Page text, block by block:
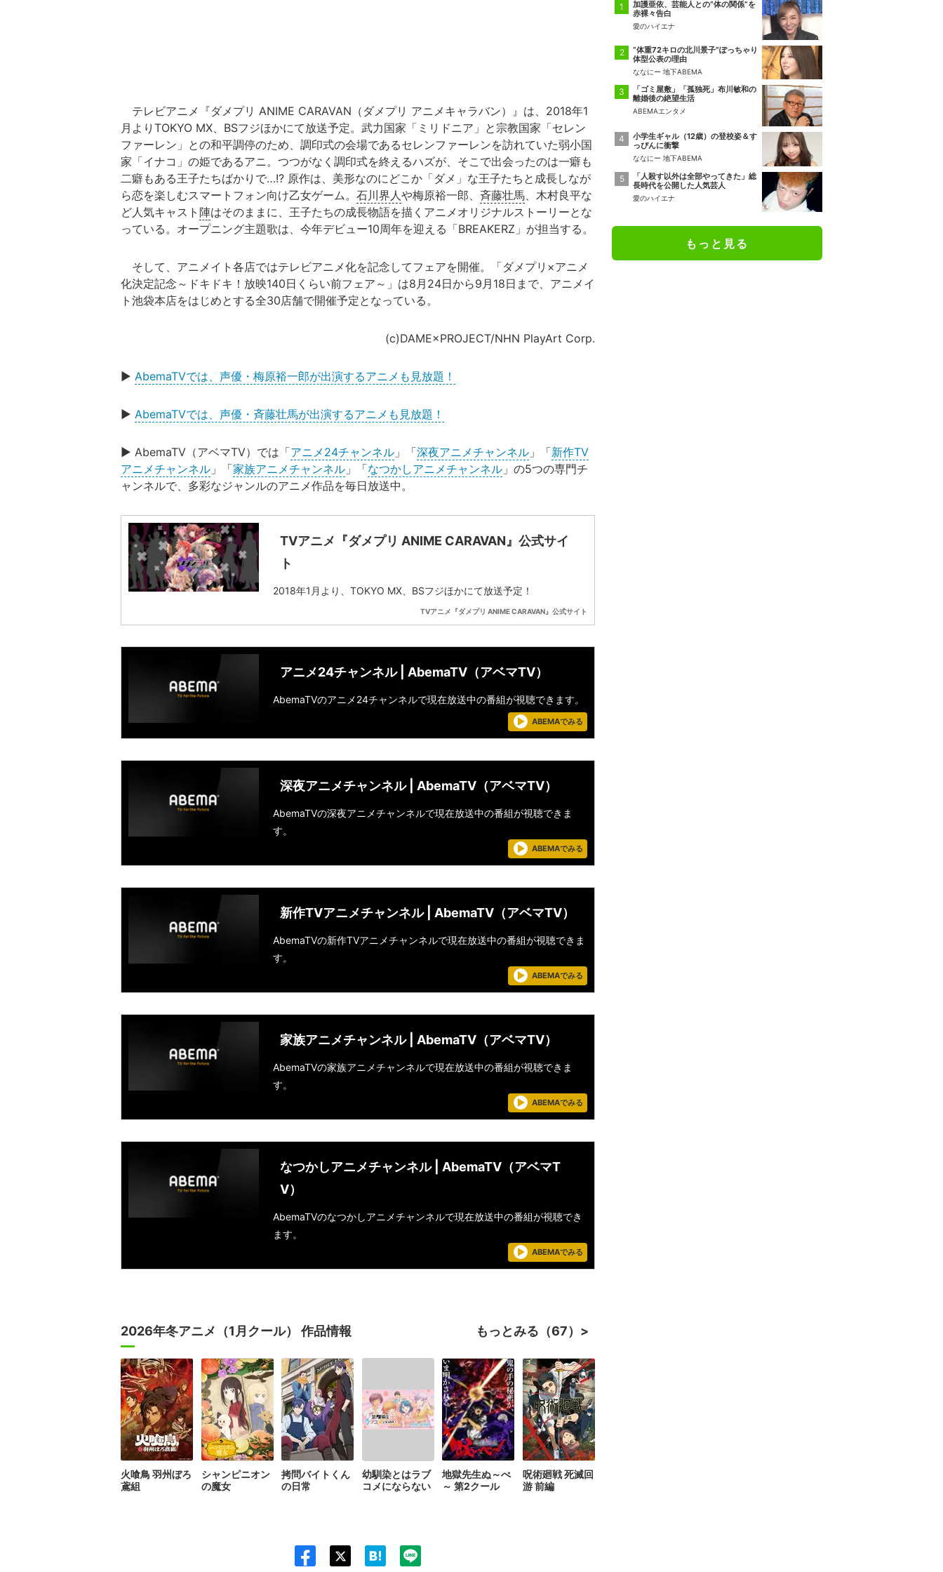
テレビアニメ『ダメプリ ANIME CARAVAN（ダメプリ アニメキャラバン）』は、2018年1
月よりTOKYO MX、BSフジほかにて放送予定。武力国家「ミリドニア」と宗教国家「セレン
ファーレン」との和平調停のため、調印式の会場であるセレンファーレンを訪れていた弱小国
家「イナコ」の姫であるアニ。つつがなく調印式を終えるハズが、そこで出会ったのは一癖も
二癖もある王子たちばかりで…!? 原作は、美形なのにどこか「ダメ」な王子たちと成長しなが
ら恋を楽しむスマートフォン向け乙女ゲーム。 石川界人 や梅原裕一郎、 斉藤壮馬 、木村良平な
ど人気キャスト 陣はそのままに、王子たちの成長物語を描くアニメオリジナルストーリーとな
っている。オープニング主題歌は、今年デビュー10周年を迎える「BREAKERZ」が担当する。
そして、アニメイト各店ではテレビアニメ化を記念してフェアを開催。「ダメプリ×アニメ
化決定記念～ドキドキ！放映140日くらい前フェア～」は8月24日から9月18日まで、アニメイ
ト池袋本店をはじめとする全30店舗で開催予定となっている。
(c)DAME×PROJECT/NHN PlayArt Corp.
▶︎ AbemaTVでは、声優・梅原裕一郎が出演するアニメも見放題！
▶︎ AbemaTVでは、声優・斉藤壮馬が出演するアニメも見放題！
▶︎ AbemaTV（アベマTV）では「アニメ24チャンネル 」「深夜アニメチャンネル 」「新作TV
アニメチャンネル 」「家族アニメチャンネル 」「なつかしアニメチャンネル 」の5つの専門チ
ャンネルで、多彩なジャンルのアニメ作品を毎日放送中。
TVアニメ『ダメプリ ANIME CARAVAN』公式サイ
ト
2018年1月より、TOKYO MX、BSフジほかにて放送予定！
TVアニメ『ダメプリ ANIME CARAVAN』公式サイト
アニメ24チャンネル | AbemaTV（アベマTV）
AbemaTVのアニメ24チャンネルで現在放送中の番組が視聴できます。
ABEMAでみる
深夜アニメチャンネル | AbemaTV（アベマTV）
AbemaTVの深夜アニメチャンネルで現在放送中の番組が視聴できま
す。
ABEMAでみる
新作TVアニメチャンネル | AbemaTV（アベマTV）
AbemaTVの新作TVアニメチャンネルで現在放送中の番組が視聴できま
す。
ABEMAでみる
家族アニメチャンネル | AbemaTV（アベマTV）
AbemaTVの家族アニメチャンネルで現在放送中の番組が視聴できま
す。
ABEMAでみる
なつかしアニメチャンネル | AbemaTV（アベマT
V）
AbemaTVのなつかしアニメチャンネルで現在放送中の番組が視聴でき
ます。
ABEMAでみる
2026年冬アニメ（1月クール） 作品情報 もっとみる（67）
火喰鳥 羽州ぼろ
鳶組
シャンピニオン
の魔女
拷問バイトくん
の日常
幼馴染とはラブ
コメにならない
地獄先生ぬ～べ
～ 第2クール
呪術廻戦 死滅回
游 前編
加護亜依、芸能人との“体の関係”を
赤裸々告白
愛のハイエナ
“体重72キロの北川景子”ぽっちゃり
体型公表の理由
ななにー 地下ABEMA
「ゴミ屋敷」「孤独死」布川敏和の
離婚後の絶望生活
ABEMAエンタメ
小学生ギャル（12歳）の登校姿＆す
っぴんに衝撃
ななにー 地下ABEMA
「人殺す以外は全部やってきた」総
長時代を公開した人気芸人
愛のハイエナ
もっと見る